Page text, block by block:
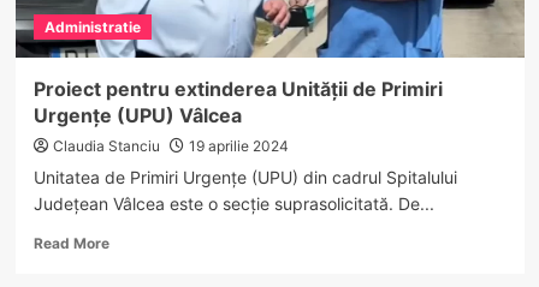
Administratie
Proiect pentru extinderea Unității de Primiri
Urgențe (UPU) Vâlcea
Claudia Stanciu 19 aprilie 2024
Unitatea de Primiri Urgențe (UPU) din cadrul Spitalului
Județean Vâlcea este o secție suprasolicitată. De...
Read MoreRead